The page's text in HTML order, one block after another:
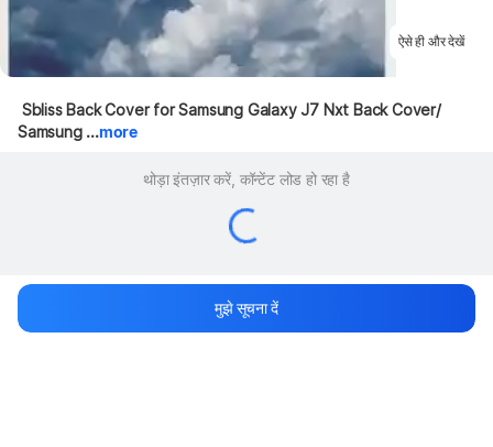
ऐसे ही और देखें
Samsung ...more
थोड़ा इंतज़ार करें, कॉन्टेंट लोड हो रहा है
मुझे सूचना दें